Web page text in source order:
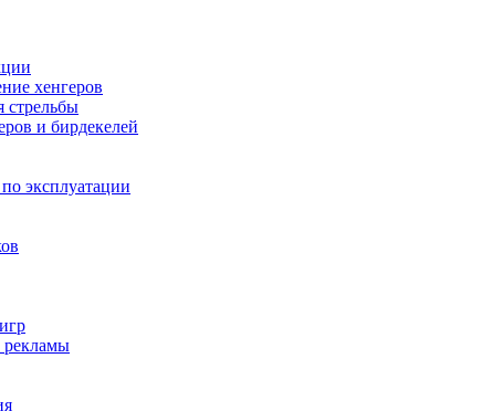
хенгеров
стрельбы
и бирдекелей
эксплуатации
рекламы